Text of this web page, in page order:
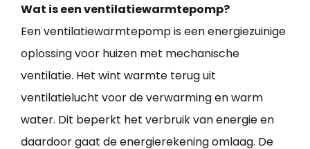
Wat is een ventilatiewarmtepomp?
Een ventilatiewarmtepomp is een energiezuinige
oplossing voor huizen met mechanische
ventilatie. Het wint warmte terug uit
ventilatielucht voor de verwarming en warm
water. Dit beperkt het verbruik van energie en
daardoor gaat de energierekening omlaag. De